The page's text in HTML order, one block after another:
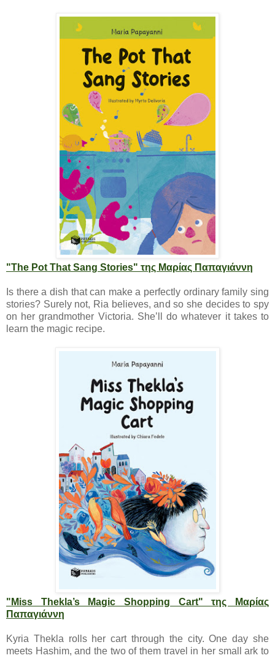
"The Pot That Sang Stories" της Μαρίας Παπαγιάννη
Is there a dish that can make a perfectly ordinary family sing
stories? Surely not, Ria believes, and so she decides to spy
on her grandmother Victoria. She’ll do whatever it takes to
learn the magic recipe.
"Miss Thekla’s Magic Shopping Cart" της Μαρίας
Παπαγιάννη
Kyria Thekla rolls her cart through the city. One day she
meets Hashim, and the two of them travel in her small ark to